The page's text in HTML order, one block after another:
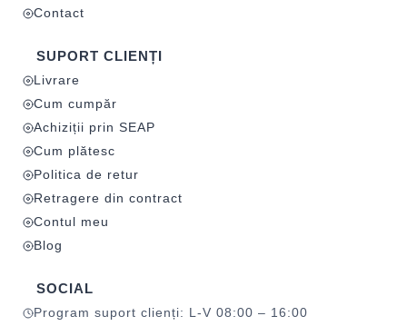
Contact
SUPORT CLIENȚI
Livrare
Cum cumpăr
Achiziții prin SEAP
Cum plătesc
Politica de retur
Retragere din contract
Contul meu
Blog
SOCIAL
Program suport clienți: L-V 08:00 – 16:00